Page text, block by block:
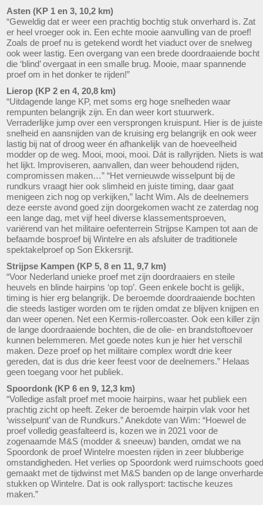
Asten (KP 1 en 3, 10,2 km)
“Geweldig dat er weer een prachtig bochtig stuk onverhard is. Zat
er heel vroeger ook in. Een echte mooie aanvulling van de proef!
Zoals de proef nu is getekend wordt het viaduct over de snelweg
ook weer lastig. Een overgang van een brede doordraaiende bocht
die ‘blind’ overgaat in een smalle brug. Mooie, maar spannende
proef om in het donker te rijden!”
Lierop (KP 2 en 4, 20,8 km)
“Uitdagende lange KP, met soms erg hoge snelheden waar
rempunten belangrijk zijn. En dan weer kort stuurwerk.
Verraderlijke jump over een versprongen kruispunt. Hier is de juiste
snelheid en aansnijden van de kruising erg belangrijk en ook weer
lastig bij nat of droog weer én afhankelijk van de hoeveelheid
modder op de weg. Mooi, mooi, mooi. Dát is rallyrijden. Niets is wat
het lijkt. Improviseren, aanvallen, dan weer behoudend rijden,
compromissen maken…” “Het vernieuwde wisselpunt bij de
rundkurs vraagt hier ook slimheid en juiste timing, daar gaat
menigeen zich nog op verkijken,” lacht Wim. Als de deelnemers
deze eerste avond goed zijn doorgekomen wacht ze zaterdag nog
een lange dag, met vijf heel diverse klassementsproeven,
variërend van het militaire oefenterrein Strijpse Kampen tot aan de
befaamde bosproef bij Wintelre en als afsluiter de traditionele
spektakelproef op Son Ekkersrijt.
Strijpse Kampen (KP 5, 8 en 11, 9,7 km)
“Voor Nederland unieke proef met zijn doordraaiers en steile
heuvels en blinde hairpins ‘op top’. Geen enkele bocht is gelijk,
timing is hier erg belangrijk. De beroemde doordraaiende bochten
die steeds lastiger worden om te rijden omdat ze blijven knijpen en
dan weer openen. Net een Kermis-rollercoaster. Ook een killer zijn
de lange doordraaiende bochten, die de olie- en brandstoftoevoer
kunnen belemmeren. Met goede notes kun je hier het verschil
maken. Deze proef op het militaire complex wordt drie keer
gereden, dat is dus drie keer feest voor de deelnemers.” Helaas
geen toegang voor het publiek.
Spoordonk (KP 6 en 9, 12,3 km)
“Volledige asfalt proef met mooie hairpins, waar het publiek een
prachtig zicht op heeft. Zeker de beroemde hairpin vlak voor het
‘wisselpunt’ van de Rundkurs.” Anekdote van Wim: “Hoewel de
proef volledig geasfalteerd is, kozen we in 2021 voor de
zogenaamde M&S (modder & sneeuw) banden, omdat we na
Spoordonk de proef Wintelre moesten rijden in zeer blubberige
omstandigheden. Het verlies op Spoordonk werd ruimschoots goed
gemaakt met de tijdwinst met M&S banden op de lange onverharde
stukken op Wintelre. Dat is ook rallysport: tactische keuzes
maken.”